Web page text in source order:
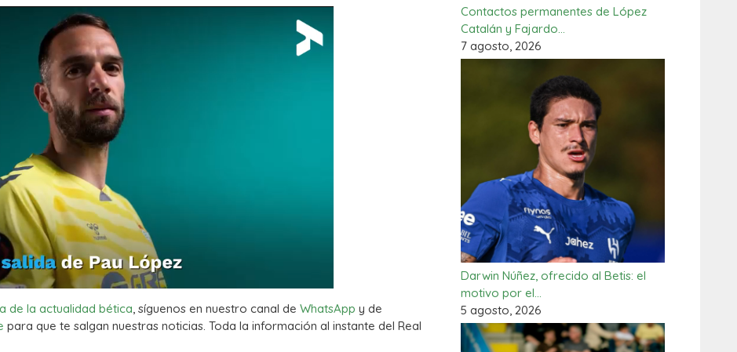
de la actualidad bética, síguenos en nuestro canal de WhatsApp y de
para que te salgan nuestras noticias. Toda la información al instante del Real
Contactos permanentes de López
Catalán y Fajardo…
7 agosto, 2026
Darwin Núñez, ofrecido al Betis: el
motivo por el…
5 agosto, 2026